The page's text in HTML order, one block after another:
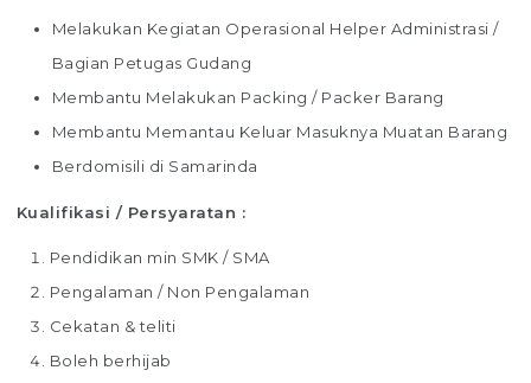
Melakukan Kegiatan Operasional Helper Administrasi /
Bagian Petugas Gudang
Membantu Melakukan Packing / Packer Barang
Membantu Memantau Keluar Masuknya Muatan Barang
Berdomisili di Samarinda
Kualifikasi / Persyaratan :
Pendidikan min SMK / SMA
Pengalaman / Non Pengalaman
Cekatan & teliti
Boleh berhijab